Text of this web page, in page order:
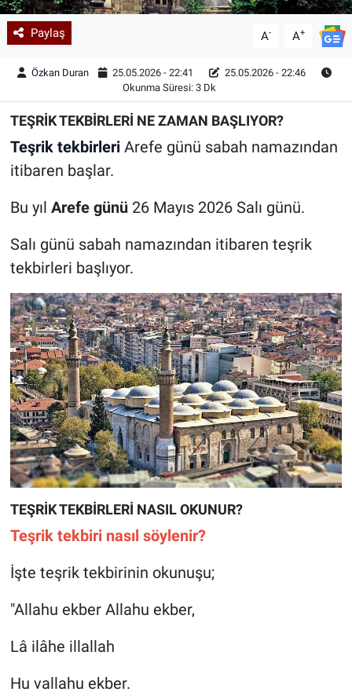
Paylaş A- A+
Özkan Duran 25.05.2026 - 22:41
25.05.2026 - 22:46
Okunma Süresi: 3 Dk
TEŞRİK TEKBİRLERİ NE ZAMAN BAŞLIYOR?
Teşrik tekbirleriArefe günü sabah namazından
itibaren başlar.
Bu yıl Arefe günü26 Mayıs 2026 Salı günü.
Salı günü sabah namazından itibaren teşrik
tekbirleri başlıyor.
TEŞRİK TEKBİRLERİ NASIL OKUNUR?
Teşrik tekbiri nasıl söylenir?
İşte teşrik tekbirinin okunuşu;
"Allahu ekber Allahu ekber,
Lâ ilâhe illallah
Hu vallahu ekber.